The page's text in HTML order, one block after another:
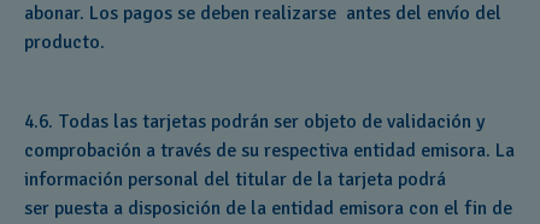
abonar. Los pagos se deben realizarse antes del envío del
producto.
4.6. Todas las tarjetas podrán ser objeto de validación y
comprobación a través de su respectiva entidad emisora. La
información personal del titular de la tarjeta podrá
ser puesta a disposición de la entidad emisora con el fin de